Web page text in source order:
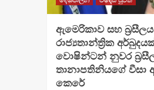
ඇමෙරිකාව සහ
රාජ්‍යතාන්ත්‍රික
වොෂින්ටන් නුවර
තානාපතිනියගේ වීසා
කෙරේ